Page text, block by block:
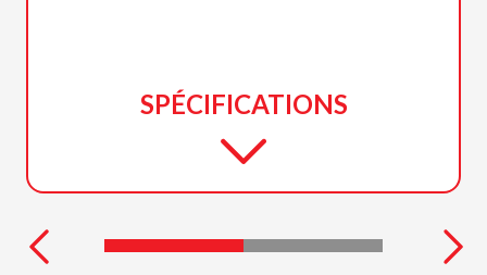
SPÉCIFICATIONS